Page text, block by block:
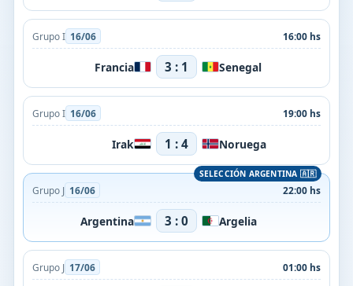
Grupo I 16/06 16:00 hs
Francia 3 : 1 Senegal
Grupo I 16/06 19:00 hs
Irak 1 : 4 Noruega
Grupo J 16/06 22:00 hs
Argentina 3 : 0 Argelia
Grupo J 17/06 01:00 hs